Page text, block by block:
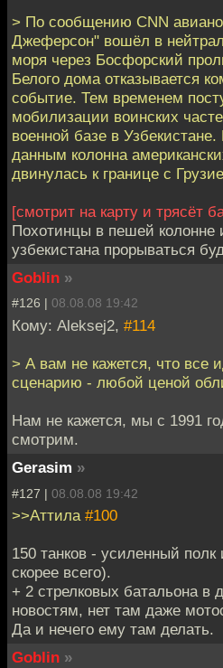
> По сообщению CNN
Джеферсон" вошёл в
моря через Босфорский
Белого дома отказывается
событие. Тем временем
мобилизации воинских
военной базе в
данным колонна
двинулась к границе с
[смотрит на карту и трясёт
Похотинцы в пешей колонне
узбекистана прорываться
Goblin »
#126 | 08.08.08 19:42
Кому: Aleksej2, #114
> А вам не кажется, что все
сценарию - любой ценой
Нам не кажется, мы с 1991
смотрим.
Gerasim »
#127 | 08.08.08 19:42
>>Аттила #100
150 танков - усиленный
скорее всего).
+ 2 стрелковых батальона в
новостям, нет там даже
Да и нечего ему там делать.
Goblin »